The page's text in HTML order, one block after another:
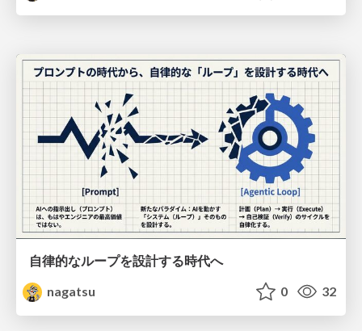
自律的なループを設計する時代へ
nagatsu
0 32